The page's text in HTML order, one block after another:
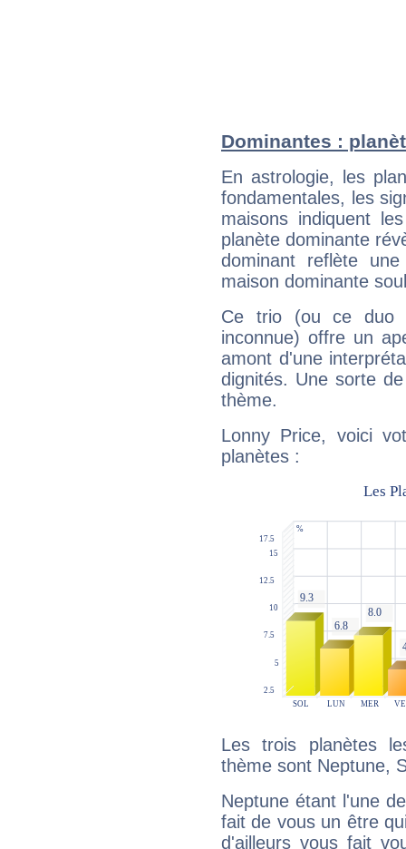
Dominantes :
En astrologie, les
fondamentales, les
maisons indiquent
planète dominante
dominant reflète
maison dominante
Ce trio (ou ce duo
inconnue) offre un
amont d'une
dignités. Une sorte
thème.
Lonny Price, voici
planètes :
Les trois planètes
thème sont Neptune,
Neptune étant l'une
fait de vous un être
d'ailleurs vous fait